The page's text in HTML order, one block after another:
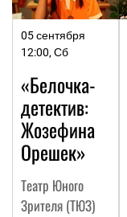
05 сентября
12:00, Сб
«Белочка-
детектив:
Жозефина
Орешек»
Театр Юного
Зрителя (ТЮЗ)